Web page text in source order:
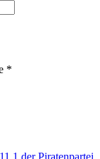
*
der Piratenpartei